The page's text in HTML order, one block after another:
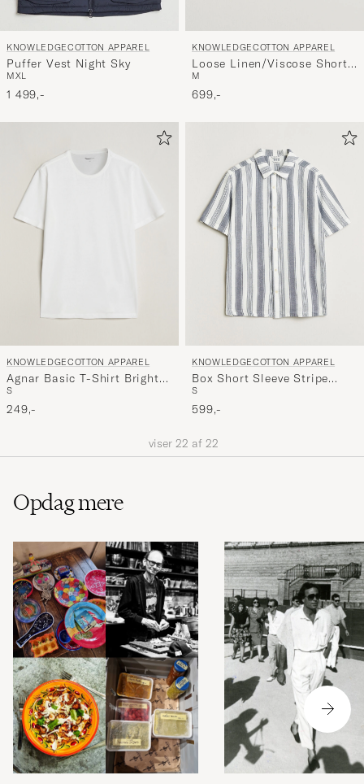
KNOWLEDGECOTTON APPAREL
Puffer Vest Night Sky
MXL
1 499,-
KNOWLEDGECOTTON APPAREL
Loose Linen/Viscose Shorts
Black
M
699,-
KNOWLEDGECOTTON APPAREL
Agnar Basic T-Shirt Bright
White
S
249,-
KNOWLEDGECOTTON APPAREL
Box Short Sleeve Stripe
Shirt Blue Stripe
S
599,-
viser 22 af 22
Opdag mere